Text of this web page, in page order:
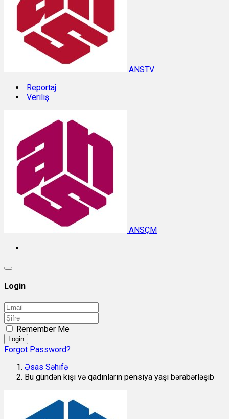
ANSTV
Reportaj
Veriliş
ANSÇM
Login
Remember Me
Login
Forgot Password?
Əsas Səhifə
Bu gündən kişi və qadınların pensiya yaşı bərabərləşib